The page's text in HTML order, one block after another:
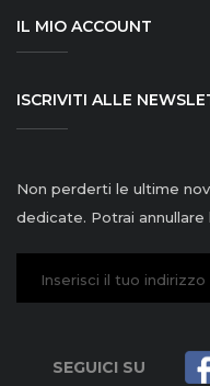
IL MIO ACCOUNT
ISCRIVITI ALLE
Non perderti le ultime
dedicate. Potrai
SEGUICI SU